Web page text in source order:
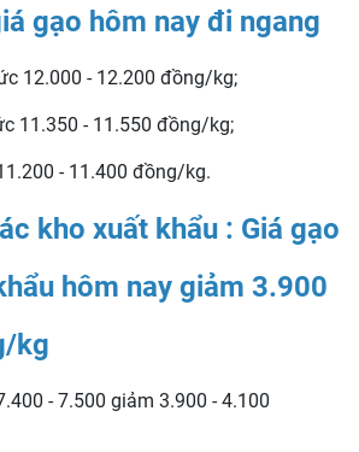
gạo hôm nay đi ngang
12.000 - 12.200 đồng/kg;
11.350 - 11.550 đồng/kg;
- 11.400 đồng/kg.
kho xuất khẩu : Giá gạo
hôm nay giảm 3.900
kg
- 7.500 giảm 3.900 - 4.100